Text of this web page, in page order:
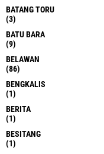
BATANG TORU
(3)
BATU BARA
(9)
BELAWAN
(86)
BENGKALIS
(1)
BERITA
(1)
BESITANG
(1)